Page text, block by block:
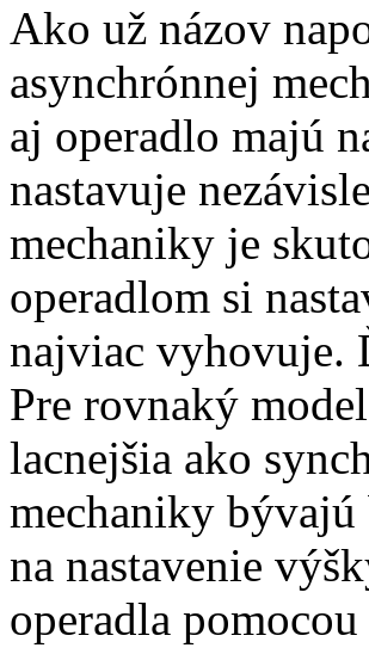
Ako už názov
asynchrónnej
aj operadlo majú
nastavuje
mechaniky je
operadlom si
najviac vyhovuje.
Pre rovnaký
lacnejšia ako
mechaniky bývajú
na nastavenie
operadla